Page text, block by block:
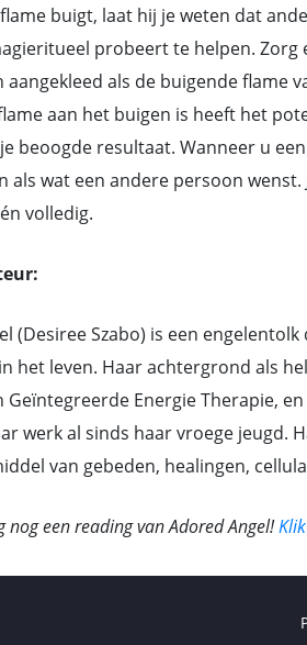
buigt, laat hij je weten dat
probeert te helpen.
aangekleed als de buigende ﬂame
aan het buigen is heeft het
beoogde resultaat. Wanneer u
als wat een andere persoon
volledig.
(Desiree Szabo) is een
het leven. Haar achtergrond als
Energie Therapie,
werk al sinds haar vroege jeugd.
van gebeden, healingen,
nog een reading van Adored Angel!